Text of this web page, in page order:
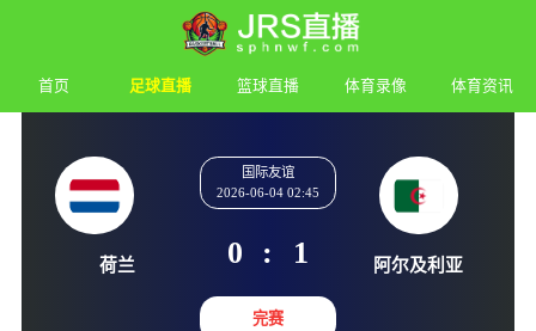
首页 足球直播 篮球直播 体育录像 体育资讯
国际友谊
0 :